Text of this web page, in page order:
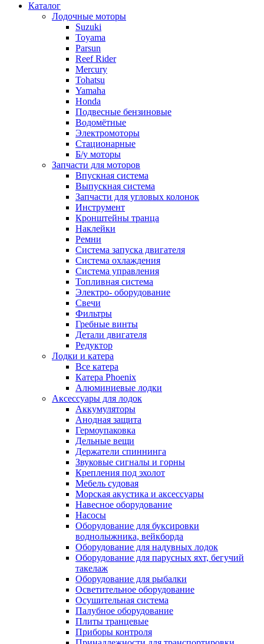
Каталог
Лодочные моторы
Suzuki
Toyama
Parsun
Reef Rider
Mercury
Tohatsu
Yamaha
Honda
Подвесные бензиновые
Водомётные
Электромоторы
Стационарные
Б/у моторы
Запчасти для моторов
Впускная система
Выпускная система
Запчасти для угловых колонок
Инструмент
Кронштейны транца
Наклейки
Ремни
Система запуска двигателя
Система охлаждения
Система управления
Топливная система
Электро- оборудование
Свечи
Фильтры
Гребные винты
Детали двигателя
Редуктор
Лодки и катера
Все катера
Катера Phoenix
Алюминиевые лодки
Аксессуары для лодок
Аккумуляторы
Анодная защита
Гермоупаковка
Дельные вещи
Держатели спиннинга
Звуковые сигналы и горны
Крепления под эхолот
Мебель судовая
Морская акустика и аксессуары
Навесное оборудование
Насосы
Оборудование для буксировки
воднолыжника, вейкборда
Оборудование для надувных лодок
Оборудование для парусных яхт, бегучий
такелаж
Оборудование для рыбалки
Осветительное оборудование
Осушительная система
Палубное оборудование
Плиты транцевые
Приборы контроля